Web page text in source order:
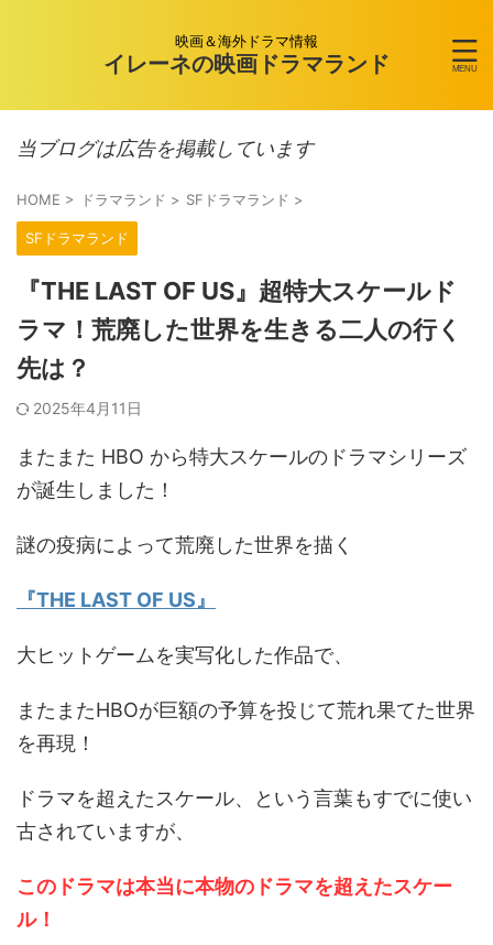
映画＆海外ドラマ情報
イレーネの映画ドラマランド
当ブログは広告を掲載しています
HOME > ドラマランド > SFドラマランド >
SFドラマランド
『THE LAST OF US』超特大スケールド
ラマ！荒廃した世界を生きる二人の行く
先は？
2025年4月11日
またまた HBO から特大スケールのドラマシリーズ
が誕生しました！
謎の疫病によって荒廃した世界を描く
『THE LAST OF US』
大ヒットゲームを実写化した作品で、
またまたHBOが巨額の予算を投じて荒れ果てた世界
を再現！
ドラマを超えたスケール、という言葉もすでに使い
古されていますが、
このドラマは本当に本物のドラマを超えたスケー
ル！